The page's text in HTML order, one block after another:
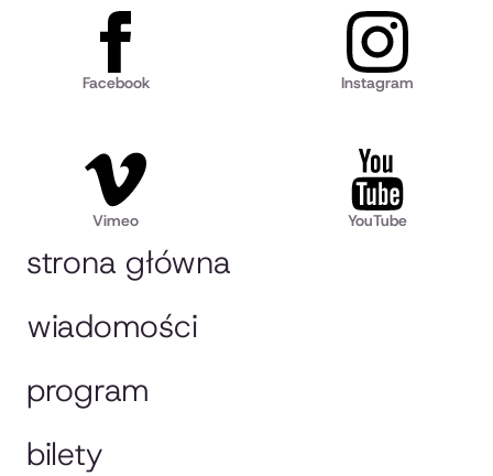
strona główna
wiadomości
program
bilety
Facebook Instagram
Vimeo YouTube